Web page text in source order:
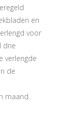
en
voor
drie
verlengde
de
maand.